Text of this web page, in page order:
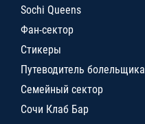
Sochi Queens
Фан-сектор
Стикеры
Путеводитель болельщика
Семейный сектор
Сочи Клаб Бар